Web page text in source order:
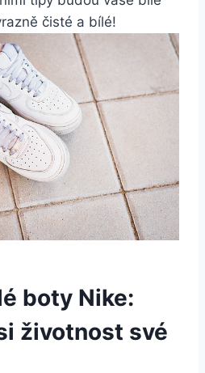
čisté a⁢ bílé!
boty Nike:
životnost své